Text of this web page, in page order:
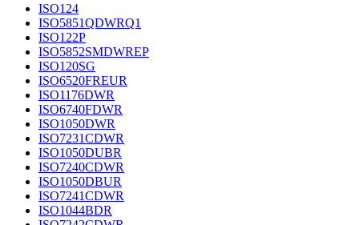
ISO124
ISO5851QDWRQ1
ISO122P
ISO5852SMDWREP
ISO120SG
ISO6520FREUR
ISO1176DWR
ISO6740FDWR
ISO1050DWR
ISO7231CDWR
ISO1050DUBR
ISO7240CDWR
ISO1050DBUR
ISO7241CDWR
ISO1044BDR